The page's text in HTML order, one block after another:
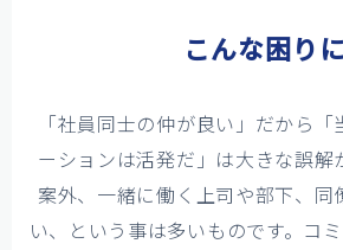
こんな困りに
「社員同士の仲が良い」だから
ーションは活発だ」は大きな誤解
案外、一緒に働く上司や部下、同
い、という事は多いものです。コ